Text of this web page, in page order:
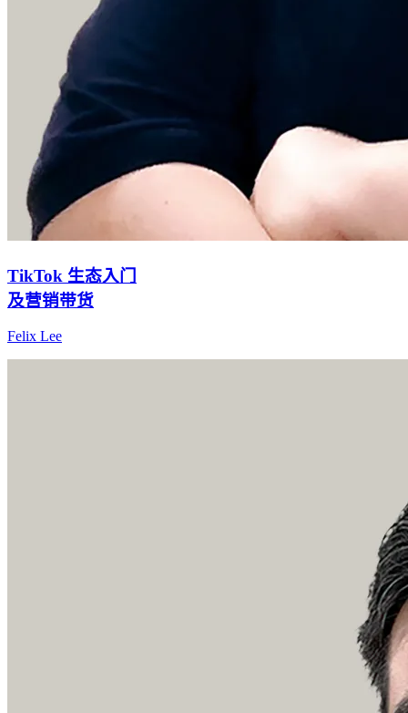
TikTok 生态入门
及营销带货
Felix Lee